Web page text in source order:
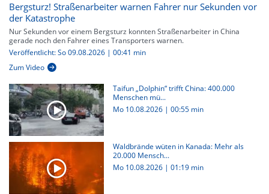
Bergsturz! Straßenarbeiter warnen Fahrer nur Sekunden vor
der Katastrophe
Nur Sekunden vor einem Bergsturz konnten Straßenarbeiter in China
gerade noch den Fahrer eines Transporters warnen.
Veröffentlicht: So 09.08.2026 | 00:41 min
Zum Video
Taifun „Dolphin“ trifft China: 400.000
Menschen mü...
Mo 10.08.2026 | 00:55 min
Waldbrände wüten in Kanada: Mehr als
20.000 Mensch...
Mo 10.08.2026 | 01:19 min